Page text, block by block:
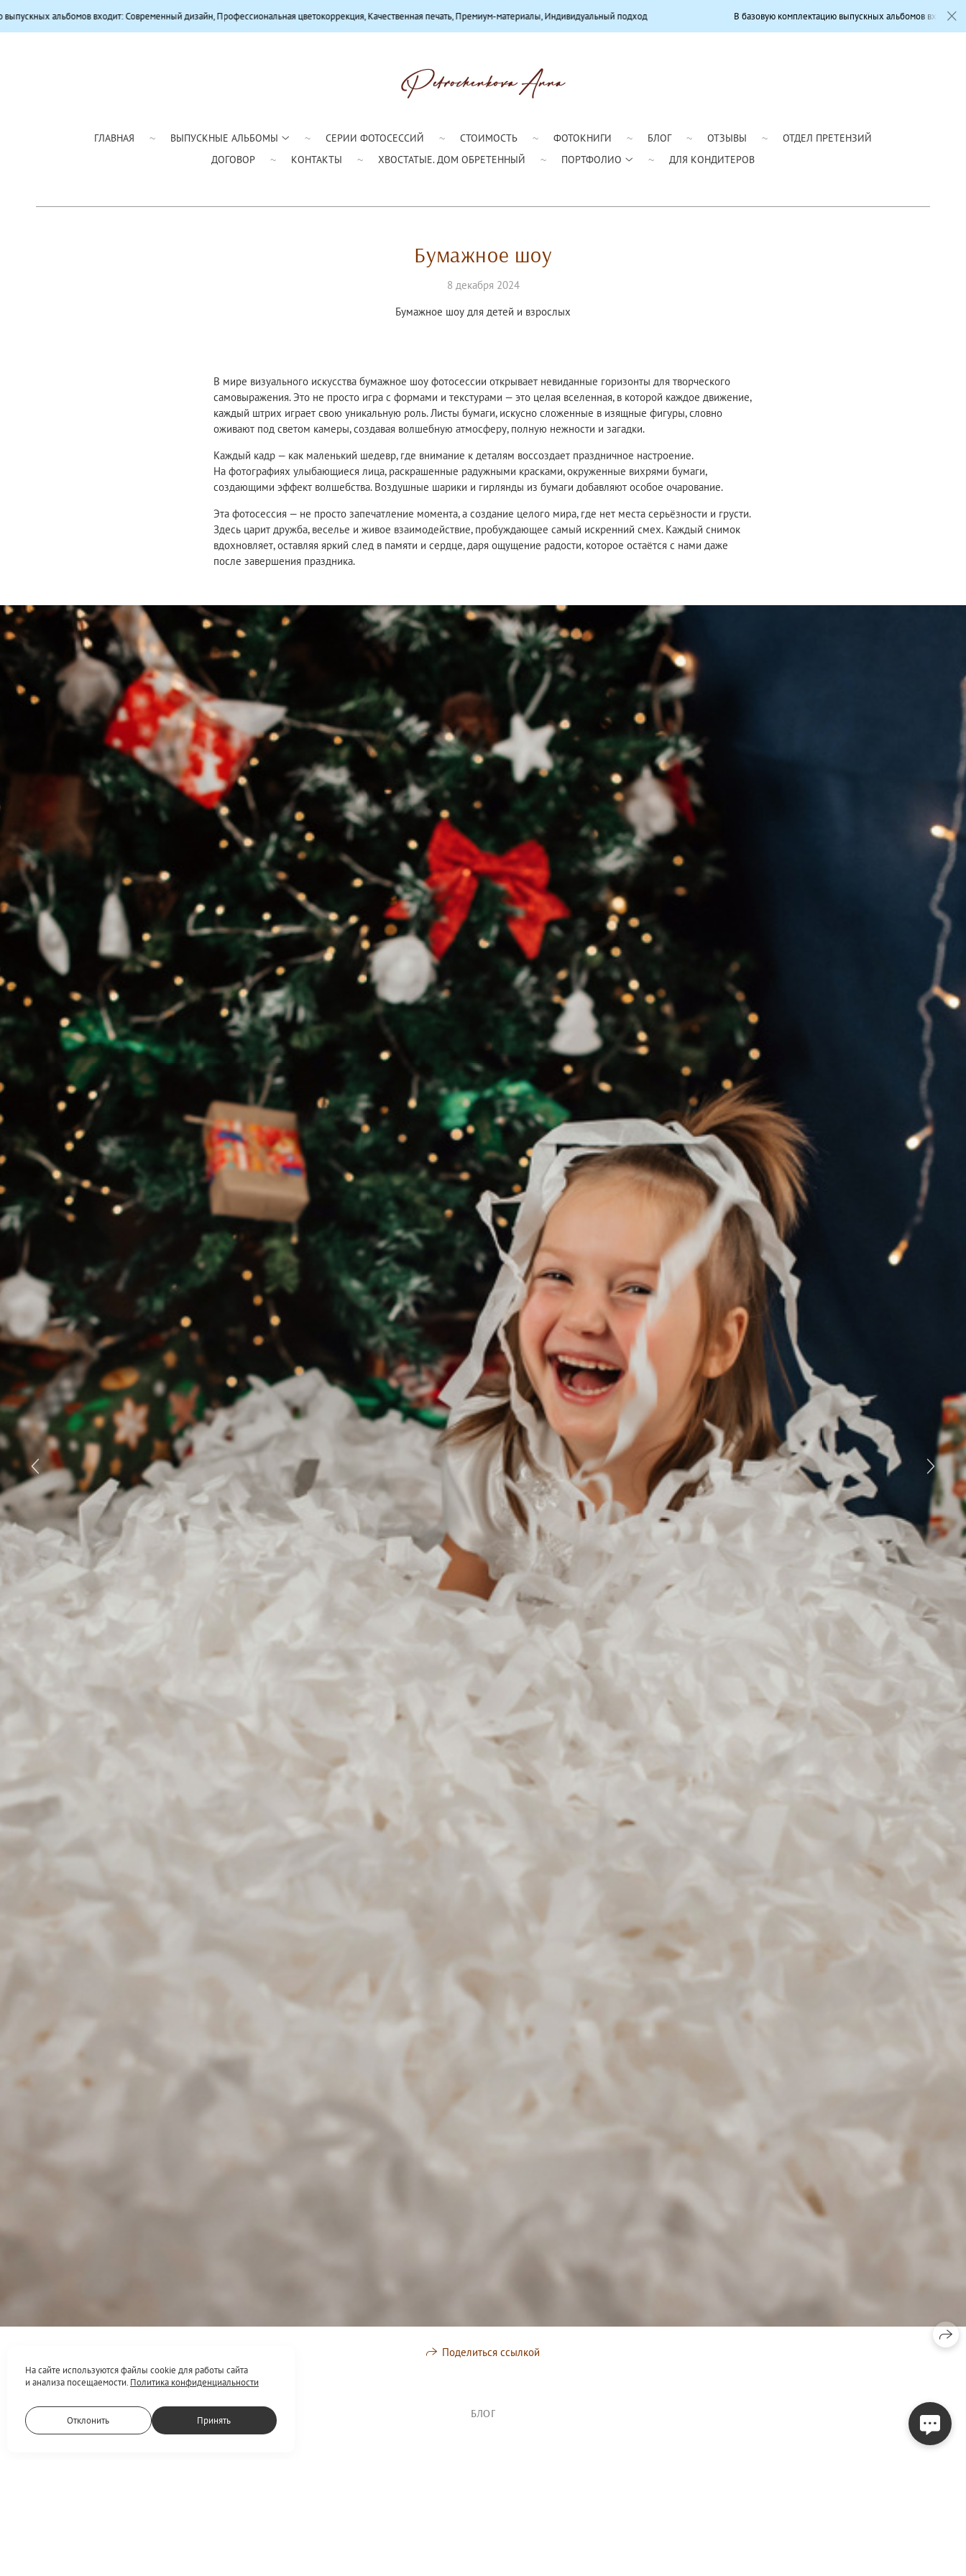
ГЛАВНАЯ ВЫПУСКНЫЕ АЛЬБОМЫ СЕРИИ ФОТОСЕССИЙ СТОИМОСТЬ ФОТОКНИГИ БЛОГ ОТЗЫВЫ
ОТДЕЛ ПРЕТЕНЗИЙ
ДОГОВОР
КОНТАКТЫ ХВОСТАТЫЕ. ДОМ ОБРЕТЕННЫЙ ПОРТФОЛИО ДЛЯ КОНДИТЕРОВ
Бумажное шоу
8 декабря 2024
Бумажное шоу для детей и взрослых
В мире визуального искусства бумажное шоу фотосессии открывает невиданные горизонты для творческого
самовыражения. Это не просто игра с формами и текстурами — это целая вселенная, в которой каждое движение,
каждый штрих играет свою уникальную роль. Листы бумаги, искусно сложенные в изящные фигуры, словно
оживают под светом камеры, создавая волшебную атмосферу, полную нежности и загадки.
Каждый кадр — как маленький шедевр, где внимание к деталям воссоздает праздничное настроение.
На фотографиях улыбающиеся лица, раскрашенные радужными красками, окруженные вихрями бумаги,
создающими эффект волшебства. Воздушные шарики и гирлянды из бумаги добавляют особое очарование.
Эта фотосессия — не просто запечатление момента, а создание целого мира, где нет места серьёзности и грусти.
Здесь царит дружба, веселье и живое взаимодействие, пробуждающее самый искренний смех. Каждый снимок
вдохновляет, оставляя яркий след в памяти и сердце, даря ощущение радости, которое остаётся с нами даже
после завершения праздника.
Поделиться ссылкой
БЛОГ
альбомов входит: Современный дизайн, Профессиональная цветокоррекция, Качественная печать, Премиум-материалы, Индивидуальный подход В базовую комплектацию выпускных альбомов входит:
На сайте используются файлы cookie для работы сайта
и анализа посещаемости. Политика конфиденциальности
Отклонить Принять